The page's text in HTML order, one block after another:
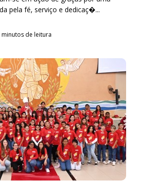
pela fé, serviço e dedicaç�...
de leitura